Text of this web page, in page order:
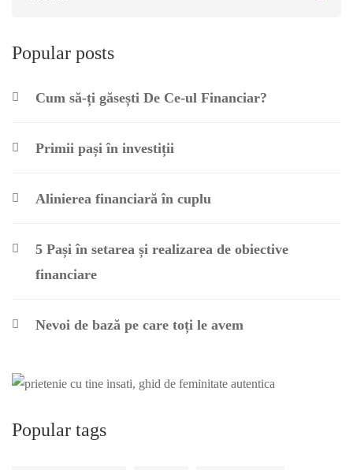
Popular posts
Cum să-ți găsești De Ce-ul Financiar?
Primii pași în investiții
Alinierea financiară în cuplu
5 Pași în setarea și realizarea de obiective
financiare
Nevoi de bază pe care toți le avem
Popular tags